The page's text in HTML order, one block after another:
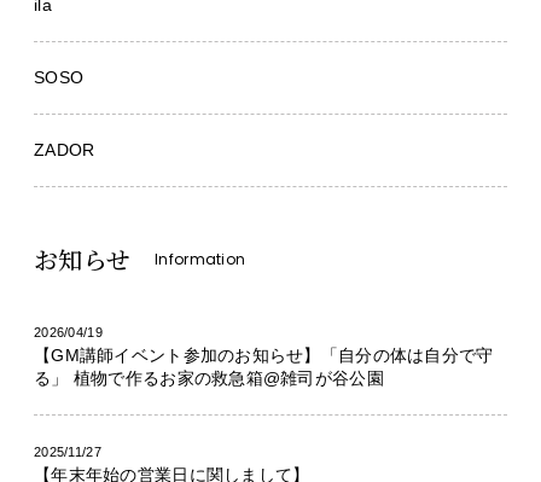
ila
SOSO
ZADOR
お知らせ Information
2026/04/19
【GM講師イベント参加のお知らせ】「自分の体は自分で守
る」 植物で作るお家の救急箱@雑司が谷公園
2025/11/27
【年末年始の営業日に関しまして】